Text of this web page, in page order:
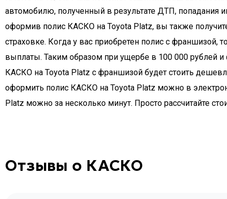
автомобилю, полученный в результате ДТП, попадания
оформив полис КАСКО на Toyota Platz, вы также
страховке. Когда у вас приобретен полис с
выплаты. Таким образом при ущербе в 100 000 рублей
КАСКО на Toyota Platz с франшизой будет стоить
оформить полис КАСКО на Toyota Platz можно в
Platz можно за несколько минут. Просто рассчитайте
Отзывы о КАСКО